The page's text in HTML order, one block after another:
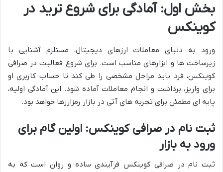
بخش اول: آمادگی برای شروع ترید در
کوینکس
ورود به دنیای معاملات ارزهای دیجیتال، مستلزم آشنایی با
زیرساخت ها و ابزارهای مناسب است. برای شروع فعالیت در صرافی
کوینکس، فرد باید مراحل مشخصی را طی کند تا حساب کاربری او
برای واریز، برداشت و انجام معاملات آماده شود. این آمادگی اولیه،
پایه ای مطمئن برای تجربه های آتی در بازار رمزارزها خواهد بود.
ثبت نام در صرافی کوینکس: اولین گام برای
ورود به بازار
ثبت نام در صرافی کوینکس فرآیندی ساده و روان است که به